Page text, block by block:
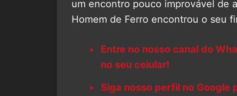
um encontro pouco improvável de
Homem de Ferro encontrou o seu
Entre no nosso canal do
no seu celular!
Siga nosso perfil no Google